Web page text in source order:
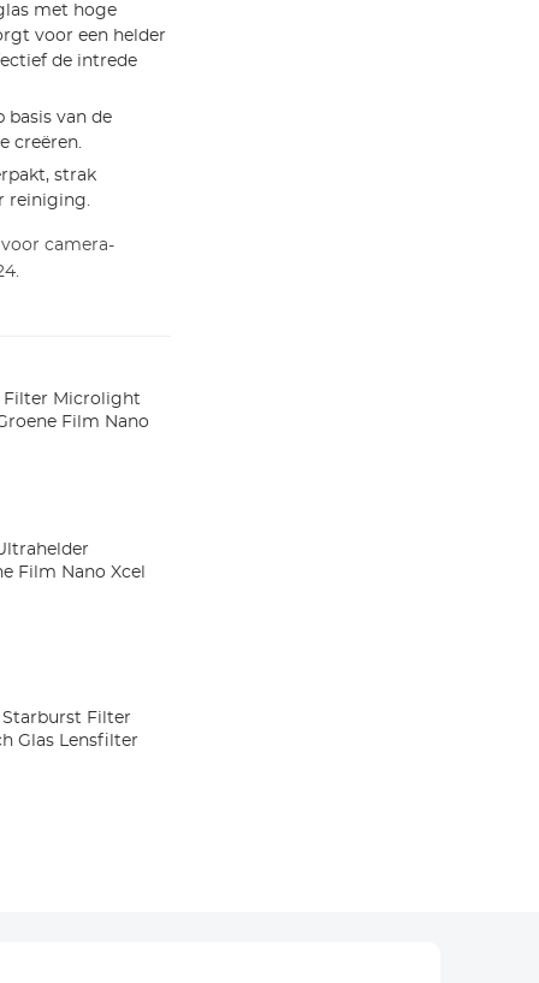
met hoge
voor een helder
de intrede
basis van de
creëren.
strak
reiniging.
camera-
Filter Microlight
Film Nano
Film Nano Xcel
Filter
Glas Lensfilter